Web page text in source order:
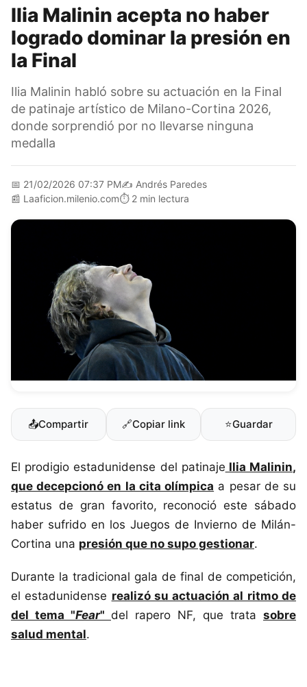
Ilia Malinin acepta no haber
logrado dominar la presión en
la Final
Ilia Malinin habló sobre su actuación en la Final
de patinaje artístico de Milano-Cortina 2026,
donde sorprendió por no llevarse ninguna
medalla
📅 21/02/2026 07:37 PM✍️ Andrés Paredes
📰 Laaficion.milenio.com⏱️ 2 min lectura
📤Compartir 🔗Copiar link ⭐Guardar
El prodigio estadunidense del patinaje Ilia Malinin,
que decepcionó en la cita olímpica a pesar de su
estatus de gran favorito, reconoció este sábado
haber sufrido en los Juegos de Invierno de Milán-
Cortina una presión que no supo gestionar.
Durante la tradicional gala de final de competición,
el estadunidense realizó su actuación al ritmo de
del tema "Fear" del rapero NF, que trata sobre
salud mental.